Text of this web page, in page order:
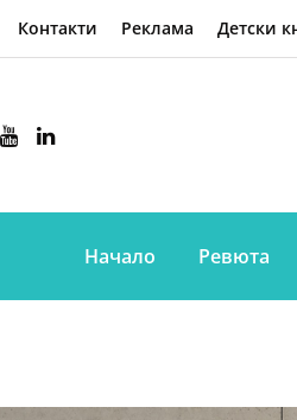
Контакти Реклама Детски
Начало Ревюта